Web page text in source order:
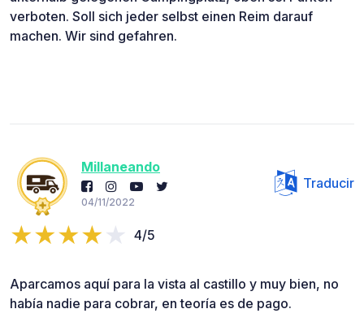
verboten. Soll sich jeder selbst einen Reim darauf
machen. Wir sind gefahren.
Millaneando
04/11/2022
Traducir
4/5
Aparcamos aquí para la vista al castillo y muy bien, no
había nadie para cobrar, en teoría es de pago.